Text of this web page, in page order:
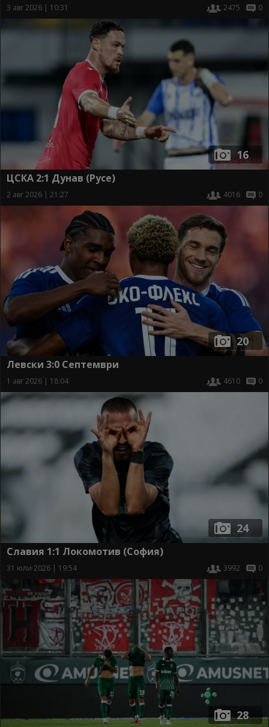
3 авг 2026 | 10:31 2475 0
16
ЦСКА 2:1 Дунав (Русе)
2 авг 2026 | 21:27 4016 0
20
Левски 3:0 Септември
1 авг 2026 | 18:04 4610 0
24
Славия 1:1 Локомотив (София)
31 юли 2026 | 19:54 3992 0
28